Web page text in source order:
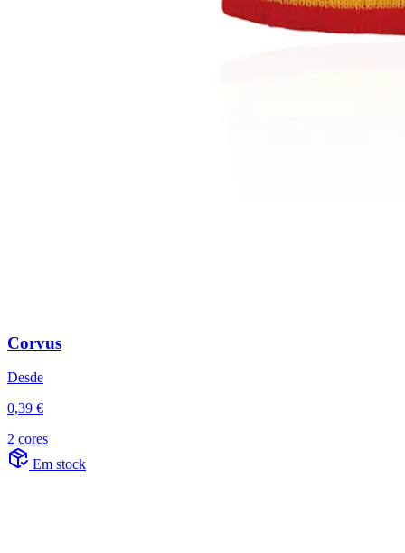
Corvus
Desde
0,39 €
2 cores
Em stock